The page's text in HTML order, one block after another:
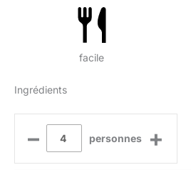
facile
Ingrédients
– personnes +